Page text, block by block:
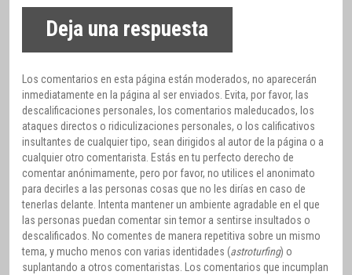
Deja una respuesta
Los comentarios en esta página están moderados, no aparecerán
inmediatamente en la página al ser enviados. Evita, por favor, las
descalificaciones personales, los comentarios maleducados, los
ataques directos o ridiculizaciones personales, o los calificativos
insultantes de cualquier tipo, sean dirigidos al autor de la página o a
cualquier otro comentarista. Estás en tu perfecto derecho de
comentar anónimamente, pero por favor, no utilices el anonimato
para decirles a las personas cosas que no les dirías en caso de
tenerlas delante. Intenta mantener un ambiente agradable en el que
las personas puedan comentar sin temor a sentirse insultados o
descalificados. No comentes de manera repetitiva sobre un mismo
tema, y mucho menos con varias identidades (astroturfing) o
suplantando a otros comentaristas. Los comentarios que incumplan